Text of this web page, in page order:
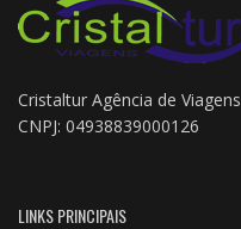
Cristaltur Agência de Viagens
CNPJ: 04938839000126
LINKS PRINCIPAIS